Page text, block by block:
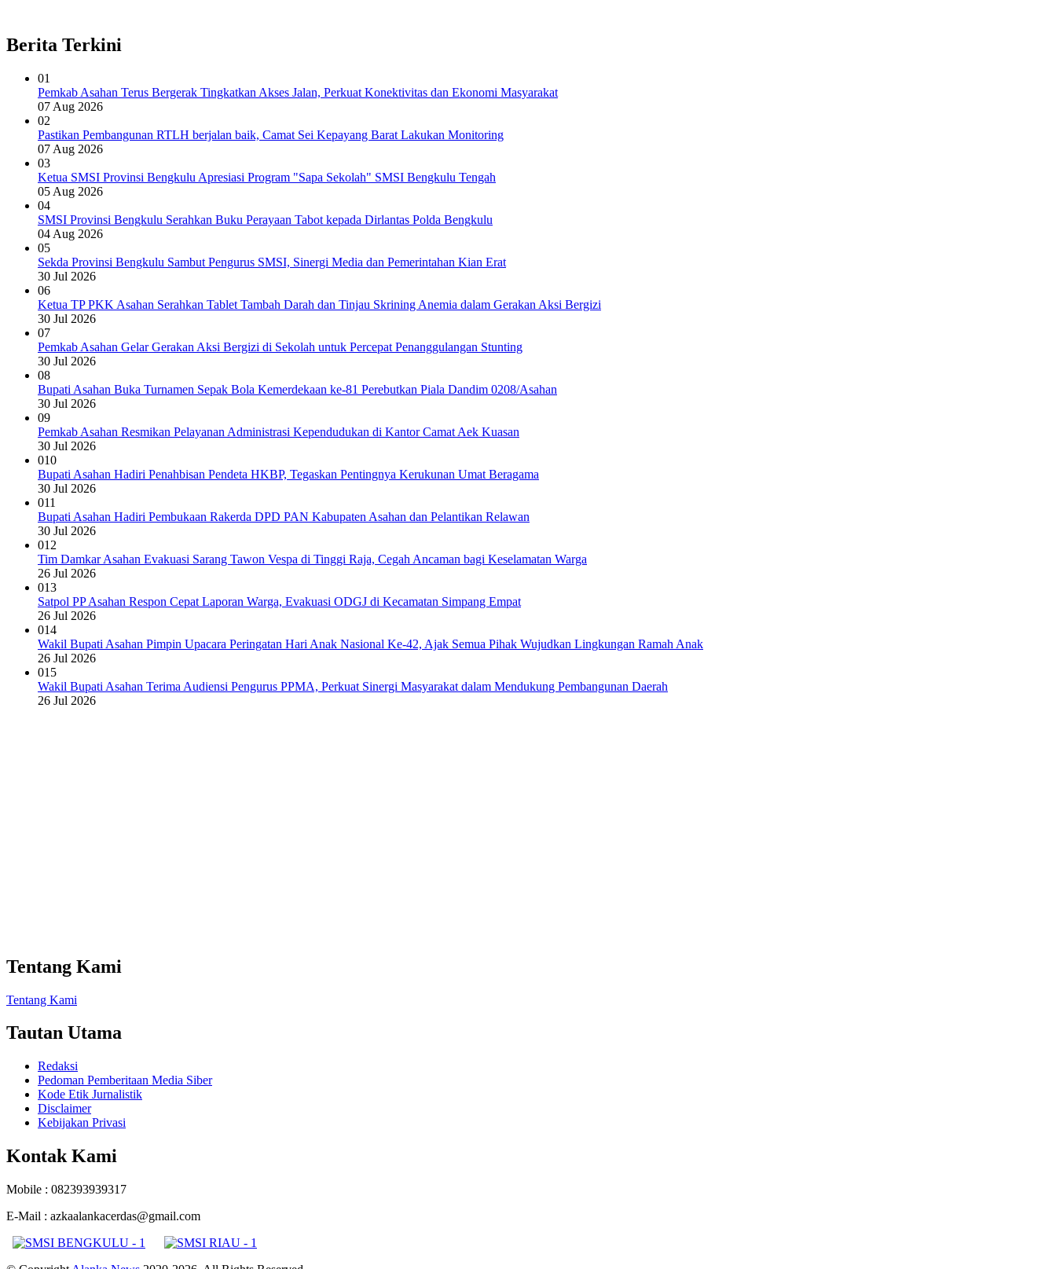
Berita Terkini
01
Pemkab Asahan Terus Bergerak Tingkatkan Akses Jalan, Perkuat Konektivitas dan Ekonomi Masyarakat
07 Aug 2026
02
Pastikan Pembangunan RTLH berjalan baik, Camat Sei Kepayang Barat Lakukan Monitoring
07 Aug 2026
03
Ketua SMSI Provinsi Bengkulu Apresiasi Program "Sapa Sekolah" SMSI Bengkulu Tengah
05 Aug 2026
04
SMSI Provinsi Bengkulu Serahkan Buku Perayaan Tabot kepada Dirlantas Polda Bengkulu
04 Aug 2026
05
Sekda Provinsi Bengkulu Sambut Pengurus SMSI, Sinergi Media dan Pemerintahan Kian Erat
30 Jul 2026
06
Ketua TP PKK Asahan Serahkan Tablet Tambah Darah dan Tinjau Skrining Anemia dalam Gerakan Aksi Bergizi
30 Jul 2026
07
Pemkab Asahan Gelar Gerakan Aksi Bergizi di Sekolah untuk Percepat Penanggulangan Stunting
30 Jul 2026
08
Bupati Asahan Buka Turnamen Sepak Bola Kemerdekaan ke-81 Perebutkan Piala Dandim 0208/Asahan
30 Jul 2026
09
Pemkab Asahan Resmikan Pelayanan Administrasi Kependudukan di Kantor Camat Aek Kuasan
30 Jul 2026
010
Bupati Asahan Hadiri Penahbisan Pendeta HKBP, Tegaskan Pentingnya Kerukunan Umat Beragama
30 Jul 2026
011
Bupati Asahan Hadiri Pembukaan Rakerda DPD PAN Kabupaten Asahan dan Pelantikan Relawan
30 Jul 2026
012
Tim Damkar Asahan Evakuasi Sarang Tawon Vespa di Tinggi Raja, Cegah Ancaman bagi Keselamatan Warga
26 Jul 2026
013
Satpol PP Asahan Respon Cepat Laporan Warga, Evakuasi ODGJ di Kecamatan Simpang Empat
26 Jul 2026
014
Wakil Bupati Asahan Pimpin Upacara Peringatan Hari Anak Nasional Ke-42, Ajak Semua Pihak Wujudkan Lingkungan Ramah Anak
26 Jul 2026
015
Wakil Bupati Asahan Terima Audiensi Pengurus PPMA, Perkuat Sinergi Masyarakat dalam Mendukung Pembangunan Daerah
26 Jul 2026
Tentang Kami
Tentang Kami
Tautan Utama
Redaksi
Pedoman Pemberitaan Media Siber
Kode Etik Jurnalistik
Disclaimer
Kebijakan Privasi
Kontak Kami
Mobile : 082393939317
E-Mail : azkaalankacerdas@gmail.com